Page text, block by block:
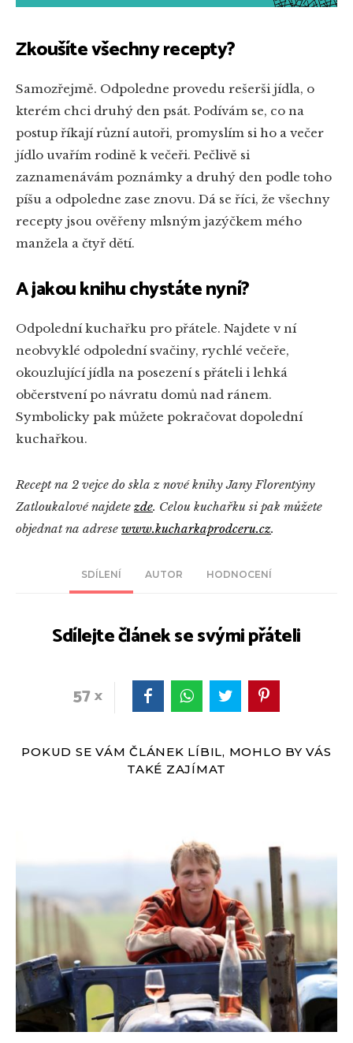
SDÍLENÍ AUTOR HODNOCENÍ
Sdílejte článek se svými přáteli
57
Zkoušíte všechny recepty?
Samozřejmě. Odpoledne provedu rešerši jídla, o
kterém chci druhý den psát. Podívám se, co na
postup říkají různí autoři, promyslím si ho a večer
jídlo uvařím rodině k večeři. Pečlivě si
zaznamenávám poznámky a druhý den podle toho
píšu a odpoledne zase znovu. Dá se říci, že všechny
recepty jsou ověřeny mlsným jazýčkem mého
manžela a čtyř dětí.
A jakou knihu chystáte nyní?
Odpolední kuchařku pro přátele. Najdete v ní
neobvyklé odpolední svačiny, rychlé večeře,
okouzlující jídla na posezení s přáteli i lehká
občerstvení po návratu domů nad ránem.
Symbolicky pak můžete pokračovat dopolední
kuchařkou.
Recept na 2 vejce do skla z nové knihy Jany Florentýny
Zatloukalové najdete zde. Celou kuchařku si pak můžete
objednat na adrese www.kucharkaprodceru.cz.
POKUD SE VÁM ČLÁNEK LÍBIL, MOHLO BY VÁS
TAKÉ ZAJÍMAT